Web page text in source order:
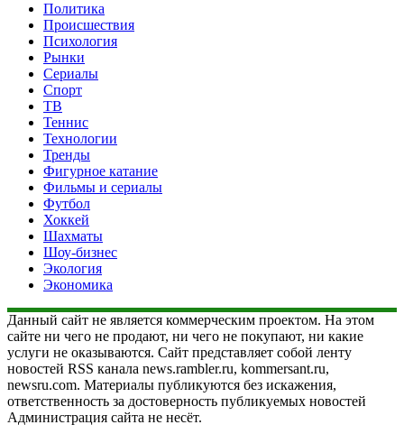
Политика
Происшествия
Психология
Рынки
Сериалы
Спорт
ТВ
Теннис
Технологии
Тренды
Фигурное катание
Фильмы и сериалы
Футбол
Хоккей
Шахматы
Шоу-бизнес
Экология
Экономика
Данный сайт не является коммерческим проектом. На этом
сайте ни чего не продают, ни чего не покупают, ни какие
услуги не оказываются. Сайт представляет собой ленту
новостей RSS канала news.rambler.ru, kommersant.ru,
newsru.com. Материалы публикуются без искажения,
ответственность за достоверность публикуемых новостей
Администрация сайта не несёт.